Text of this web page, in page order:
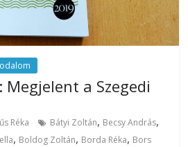
Megjelent a Szegedi
Réka Bátyi Zoltán, Becsy András,
, Boldog Zoltán, Borda Réka, Bors